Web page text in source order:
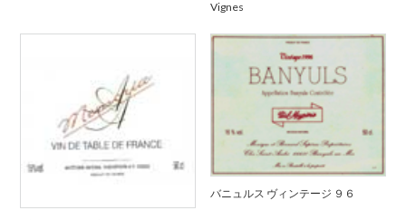
Vignes
バニュルス ヴィンテージ ９６